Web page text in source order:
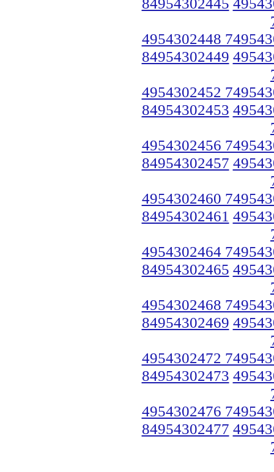
4954302448
84954302449
4954302452
84954302453
4954302456
84954302457
4954302460
84954302461
4954302464
84954302465
4954302468
84954302469
4954302472
84954302473
4954302476
84954302477